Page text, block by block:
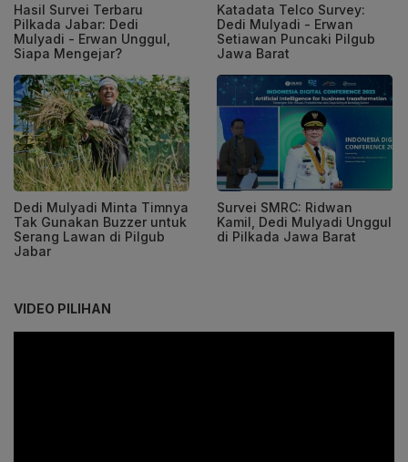
Hasil Survei Terbaru
Pilkada Jabar: Dedi
Mulyadi - Erwan Unggul,
Siapa Mengejar?
Katadata Telco Survey:
Dedi Mulyadi - Erwan
Setiawan Puncaki Pilgub
Jawa Barat
Dedi Mulyadi Minta Timnya
Tak Gunakan Buzzer untuk
Serang Lawan di Pilgub
Jabar
Survei SMRC: Ridwan
Kamil, Dedi Mulyadi Unggul
di Pilkada Jawa Barat
VIDEO PILIHAN